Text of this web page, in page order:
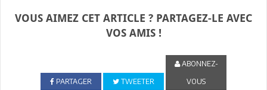
VOUS AIMEZ CET ARTICLE ? PARTAGEZ-LE AVEC
VOS AMIS !
PARTAGER TWEETER
ABONNEZ-
VOUS